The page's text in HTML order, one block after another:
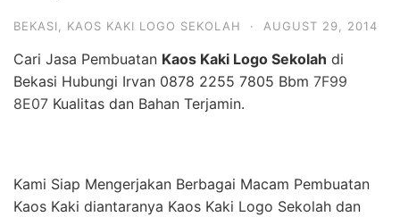
BEKASI KAOS KAKI LOGO SEKOLAH · AUGUST 29, 2014
Cari Jasa Pembuatan Kaos Kaki Logo Sekolah di
Bekasi Hubungi Irvan 0878 2255 7805 Bbm 7F99
8E07 Kualitas dan Bahan Terjamin.
Kami Siap Mengerjakan Berbagai Macam Pembuatan
Kaos Kaki diantaranya Kaos Kaki Logo Sekolah dan